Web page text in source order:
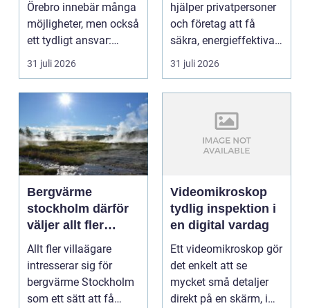
Örebro innebär många
möjligheter, men också
ett tydligt ansvar:
ekonomin måste v...
31 juli 2026
hjälper privatpersoner
och företag att få
säkra, energieffektiva
och framtidssä...
31 juli 2026
Bergvärme
stockholm därför
väljer allt fler
denna
uppvärmning
Allt fler villaägare
intresserar sig för
bergvärme Stockholm
som ett sätt att få
Videomikroskop
tydlig inspektion i
en digital vardag
Ett videomikroskop gör
det enkelt att se
mycket små detaljer
direkt på en skärm, i